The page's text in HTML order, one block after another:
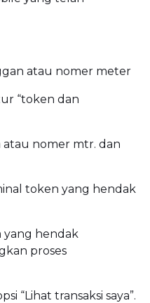
atau nomer meter
“token dan
nomer mtr. dan
token yang hendak
yang hendak
proses
“Lihat transaksi saya”.